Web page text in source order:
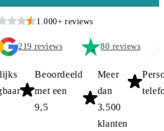
1.000+ reviews
219 reviews 80 reviews
Beoordeeld
met een
Meer
dan
3.500
klanten